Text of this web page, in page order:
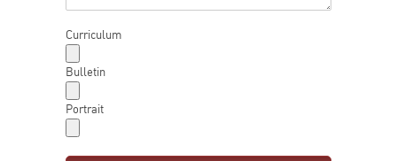
Curriculum
Bulletin
Portrait